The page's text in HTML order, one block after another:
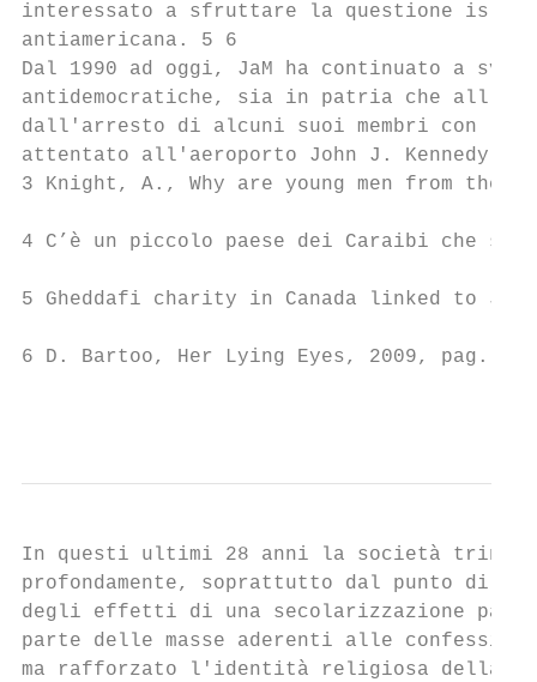
interessato a sfruttare la questione
antiamericana. 5 6
Dal 1990 ad oggi, JaM ha continuato a
antidemocratiche, sia in patria che
dall'arresto di alcuni suoi membri con
attentato all'aeroporto John J. Kennedy di
3 Knight, A., Why are young men from the
4 C’è un piccolo paese dei Caraibi che
5 Gheddafi charity in Canada linked to
6 D. Bartoo, Her Lying Eyes, 2009, pag. 28-
In questi ultimi 28 anni la società
profondamente, soprattutto dal punto di
degli effetti di una secolarizzazione
parte delle masse aderenti alle
ma rafforzato l'identità religiosa della